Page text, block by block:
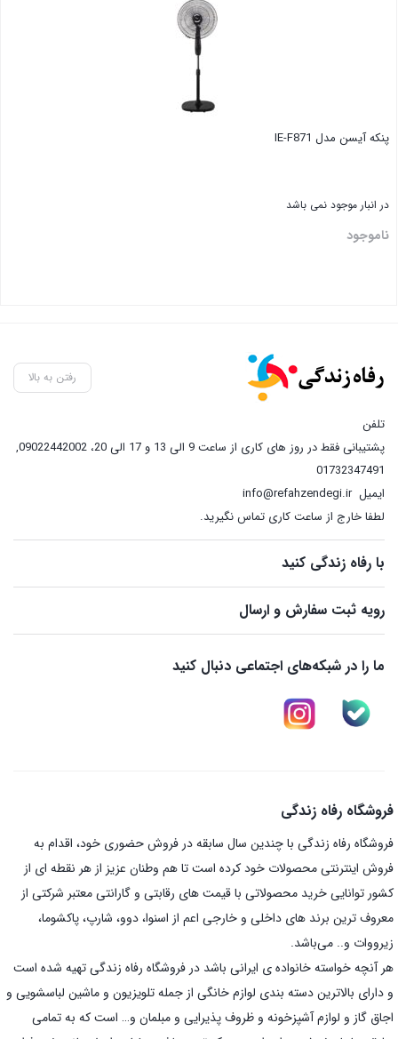
پنکه آیسن مدل IE-F871
در انبار موجود نمی باشد
ناموجود
رفتن به بالا
تلفن
پشتیبانی فقط در روز های کاری از ساعت 9 الی 13 و 17 الی 20، 09022442002
,
01732347491
ایمیلinfo@refahzendegi.ir
لطفا خارج از ساعت کاری تماس نگیرید.
با رفاه زندگی کنید
رویه ثبت سفارش و ارسال
ما را در شبکه‌های اجتماعی دنبال کنید
فروشگاه رفاه زندگی
فروشگاه رفاه زندگی با چندین سال سابقه در فروش حضوری خود، اقدام به
فروش اینترنتی محصولات خود کرده است تا هم وطنان عزیز از هر نقطه ای از
کشور توانایی خرید محصولاتی با قیمت های رقابتی و گارانتی معتبر شرکتی از
معروف ترین برند های داخلی و خارجی اعم از اسنوا، دوو، شارپ، پاکشوما،
زیرووات و.. می‌باشد.
هر آنچه خواسته خانواده ی ایرانی باشد در فروشگاه رفاه زندگی تهیه شده است
و دارای بالاترین دسته بندی لوازم خانگی از جمله تلویزیون و ماشین لباسشویی و
اجاق گاز و لوازم آشپزخونه و ظروف پذیرایی و مبلمان و… است که به تمامی